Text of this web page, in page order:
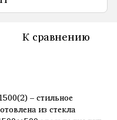
К сравнению
– стильное
​​из стекла